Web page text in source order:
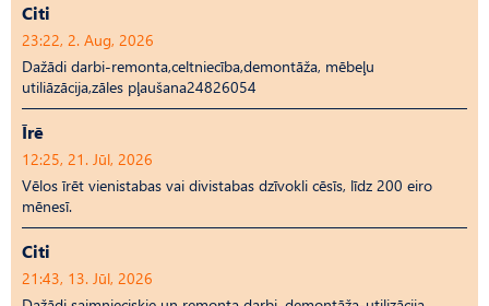
Citi
23:22, 2. Aug, 2026
Dažādi darbi-remonta,celtniecība,demontāža, mēbeļu
utiliāzācija,zāles pļaušana24826054
Īrē
12:25, 21. Jūl, 2026
Vēlos īrēt vienistabas vai divistabas dzīvokli cēsīs, līdz 200 eiro
mēnesī.
Citi
21:43, 13. Jūl, 2026